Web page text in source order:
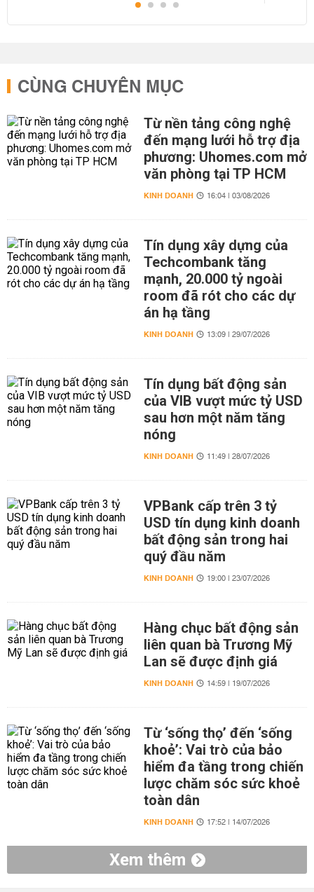
CÙNG CHUYÊN MỤC
Từ nền tảng công nghệ
đến mạng lưới hỗ trợ địa
phương: Uhomes.com mở
văn phòng tại TP HCM
KINH DOANH 16:04 | 03/08/2026
Tín dụng xây dựng của
Techcombank tăng
mạnh, 20.000 tỷ ngoài
room đã rót cho các dự
án hạ tầng
KINH DOANH 13:09 | 29/07/2026
Tín dụng bất động sản
của VIB vượt mức tỷ USD
sau hơn một năm tăng
nóng
KINH DOANH 11:49 | 28/07/2026
VPBank cấp trên 3 tỷ
USD tín dụng kinh doanh
bất động sản trong hai
quý đầu năm
KINH DOANH 19:00 | 23/07/2026
Hàng chục bất động sản
liên quan bà Trương Mỹ
Lan sẽ được định giá
KINH DOANH 14:59 | 19/07/2026
Từ ‘sống thọ’ đến ‘sống
khoẻ’: Vai trò của bảo
hiểm đa tầng trong chiến
lược chăm sóc sức khoẻ
toàn dân
KINH DOANH 17:52 | 14/07/2026
Xem thêm